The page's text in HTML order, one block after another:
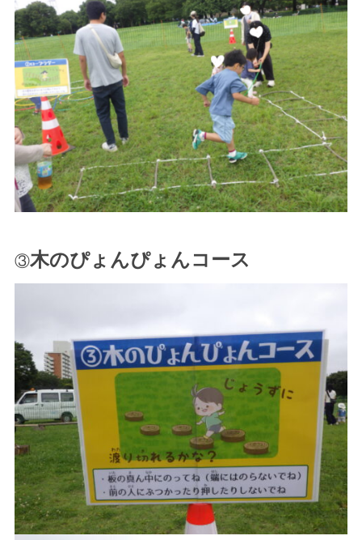
③木のぴょんぴょんコース